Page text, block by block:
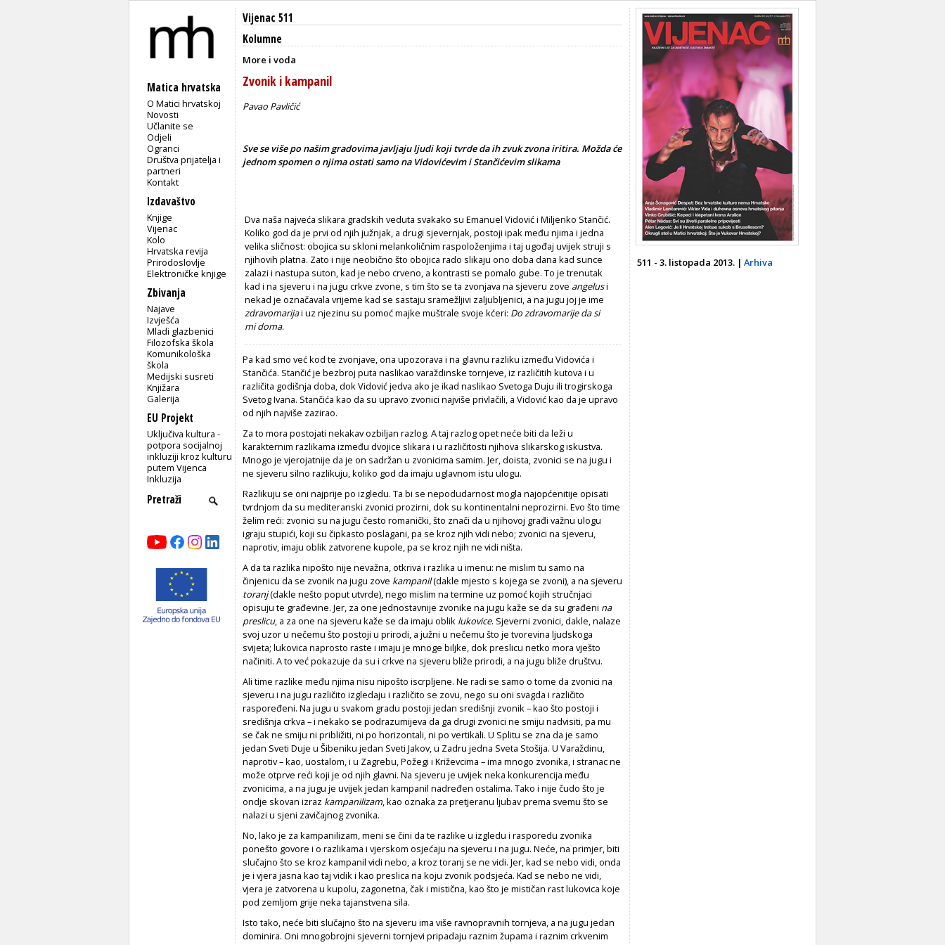
Matica hrvatska
O Matici hrvatskoj
Novosti
Učlanite se
Odjeli
Ogranci
Društva prijatelja i
partneri
Kontakt
Izdavaštvo
Knjige
Vijenac
Kolo
Hrvatska revija
Prirodoslovlje
Elektroničke knjige
Zbivanja
Najave
Izvješća
Mladi glazbenici
Filozofska škola
Komunikološka
škola
Medijski susreti
Knjižara
Galerija
EU Projekt
Uključiva kultura -
potpora socijalnoj
inkluziji kroz kulturu
putem Vijenca
Inkluzija
Vijenac 511
Kolumne
More i voda
Zvonik i kampanil
Pavao Pavličić
Sve se više po našim gradovima javljaju ljudi koji tvrde da ih zvuk zvona iritira. Možda će
jednom spomen o njima ostati samo na Vidovićevim i Stančićevim slikama
Dva naša najveća slikara gradskih veduta svakako su Emanuel Vidović i Miljenko Stančić.
Koliko god da je prvi od njih južnjak, a drugi sjevernjak, postoji ipak među njima i jedna
velika sličnost: obojica su skloni melankoličnim raspoloženjima i taj ugođaj uvijek struji s
njihovih platna. Zato i nije neobično što obojica rado slikaju ono doba dana kad sunce
zalazi i nastupa suton, kad je nebo crveno, a kontrasti se pomalo gube. To je trenutak
kad i na sjeveru i na jugu crkve zvone, s tim što se ta zvonjava na sjeveru zove angelusi
nekad je označavala vrijeme kad se sastaju sramežljivi zaljubljenici, a na jugu joj je ime
zdravomarijai uz njezinu su pomoć majke muštrale svoje kćeri: Do zdravomarije da si
mi doma.
Pa kad smo već kod te zvonjave, ona upozorava i na glavnu razliku između Vidovića i
Stančića. Stančić je bezbroj puta naslikao varaždinske tornjeve, iz različitih kutova i u
različita godišnja doba, dok Vidović jedva ako je ikad naslikao Svetoga Duju ili trogirskoga
Svetog Ivana. Stančića kao da su upravo zvonici najviše privlačili, a Vidović kao da je upravo
od njih najviše zazirao.
Za to mora postojati nekakav ozbiljan razlog. A taj razlog opet neće biti da leži u
karakternim razlikama između dvojice slikara i u različitosti njihova slikarskog iskustva.
Mnogo je vjerojatnije da je on sadržan u zvonicima samim. Jer, doista, zvonici se na jugu i
ne sjeveru silno razlikuju, koliko god da imaju uglavnom istu ulogu.
Razlikuju se oni najprije po izgledu. Ta bi se nepodudarnost mogla najopćenitije opisati
tvrdnjom da su mediteranski zvonici prozirni, dok su kontinentalni neprozirni. Evo što time
želim reći: zvonici su na jugu često romanički, što znači da u njihovoj građi važnu ulogu
igraju stupići, koji su čipkasto poslagani, pa se kroz njih vidi nebo; zvonici na sjeveru,
naprotiv, imaju oblik zatvorene kupole, pa se kroz njih ne vidi ništa.
A da ta razlika nipošto nije nevažna, otkriva i razlika u imenu: ne mislim tu samo na
činjenicu da se zvonik na jugu zove kampanil(dakle mjesto s kojega se zvoni), a na sjeveru
toranj(dakle nešto poput utvrde), nego mislim na termine uz pomoć kojih stručnjaci
opisuju te građevine. Jer, za one jednostavnije zvonike na jugu kaže se da su građeni na
preslicu, a za one na sjeveru kaže se da imaju oblik lukovice. Sjeverni zvonici, dakle, nalaze
svoj uzor u nečemu što postoji u prirodi, a južni u nečemu što je tvorevina ljudskoga
svijeta; lukovica naprosto raste i imaju je mnoge biljke, dok preslicu netko mora vješto
načiniti. A to već pokazuje da su i crkve na sjeveru bliže prirodi, a na jugu bliže društvu.
Ali time razlike među njima nisu nipošto iscrpljene. Ne radi se samo o tome da zvonici na
sjeveru i na jugu različito izgledaju i različito se zovu, nego su oni svagda i različito
raspoređeni. Na jugu u svakom gradu postoji jedan središnji zvonik – kao što postoji i
središnja crkva – i nekako se podrazumijeva da ga drugi zvonici ne smiju nadvisiti, pa mu
se čak ne smiju ni približiti, ni po horizontali, ni po vertikali. U Splitu se zna da je samo
jedan Sveti Duje u Šibeniku jedan Sveti Jakov, u Zadru jedna Sveta Stošija. U Varaždinu,
naprotiv – kao, uostalom, i u Zagrebu, Požegi i Križevcima – ima mnogo zvonika, i stranac ne
može otprve reći koji je od njih glavni. Na sjeveru je uvijek neka konkurencija među
zvonicima, a na jugu je uvijek jedan kampanil nadređen ostalima. Tako i nije čudo što je
ondje skovan izraz kampanilizam, kao oznaka za pretjeranu ljubav prema svemu što se
nalazi u sjeni zavičajnog zvonika.
No, lako je za kampanilizam, meni se čini da te razlike u izgledu i rasporedu zvonika
ponešto govore i o razlikama i vjerskom osjećaju na sjeveru i na jugu. Neće, na primjer, biti
slučajno što se kroz kampanil vidi nebo, a kroz toranj se ne vidi. Jer, kad se nebo vidi, onda
je i vjera jasna kao taj vidik i kao preslica na koju zvonik podsjeća. Kad se nebo ne vidi,
vjera je zatvorena u kupolu, zagonetna, čak i mistična, kao što je mističan rast lukovica koje
pod zemljom grije neka tajanstvena sila.
Isto tako, neće biti slučajno što na sjeveru ima više ravnopravnih tornjeva, a na jugu jedan
dominira. Oni mnogobrojni sjeverni tornjevi pripadaju raznim župama i raznim crkvenim
511 - 3. listopada 2013. | Arhiva